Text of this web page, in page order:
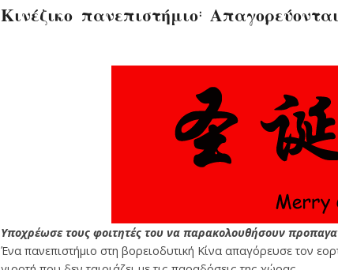
Κινέζικο πανεπιστήμιο:
Υποχρέωσε τους φοιτητές του να παρακολουθήσουν
Ένα πανεπιστήμιο στη βορειοδυτική Κίνα απαγόρευσε τον